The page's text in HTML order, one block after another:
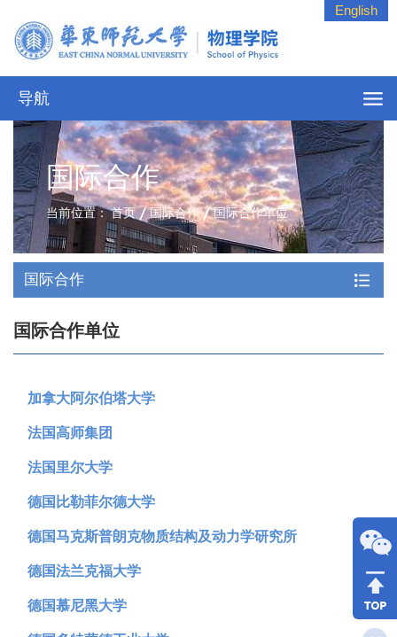
English
导航
国际合作
当前位置：首页 国际合作 国际合作单位
国际合作
国际合作单位
加拿大阿尔伯塔大学
法国高师集团
法国里尔大学
德国比勒菲尔德大学
德国马克斯普朗克物质结构及动力学研究所
德国法兰克福大学
德国慕尼黑大学